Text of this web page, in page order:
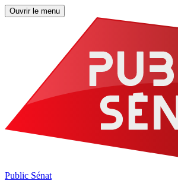
Ouvrir le menu
Public Sénat